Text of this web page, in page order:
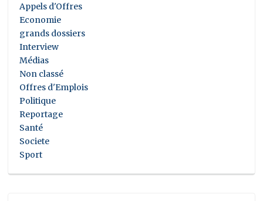
Appels d'Offres
Economie
grands dossiers
Interview
Médias
Non classé
Offres d'Emplois
Politique
Reportage
Santé
Societe
Sport